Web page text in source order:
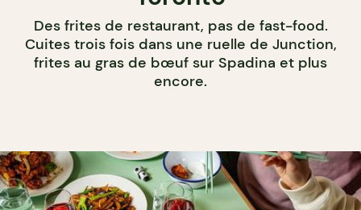
Des frites de restaurant, pas de fast-food.
Cuites trois fois dans une ruelle de Junction,
frites au gras de bœuf sur Spadina et plus
encore.